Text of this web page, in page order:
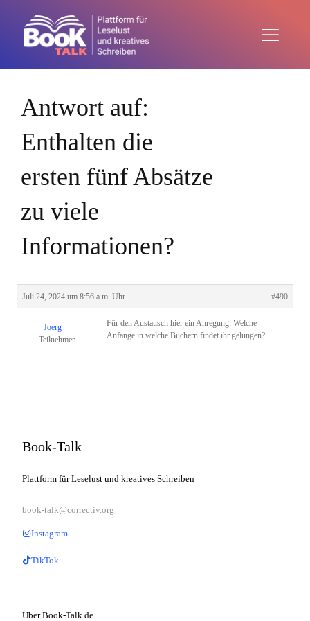
Antwort auf:
Enthalten die
ersten fünf Absätze
zu viele
Informationen?
Juli 24, 2024 um 8:56 a.m. Uhr #490
Joerg
Teilnehmer
Für den Austausch hier ein Anregung: Welche
Anfänge in welche Büchern findet ihr gelungen?
Book-Talk
Plattform für Leselust und kreatives Schreiben
book-talk@correctiv.org
Instagram
TikTok
Über Book-Talk.de